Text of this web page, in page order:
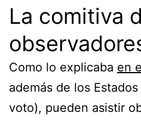
La comitiva
Como lo explicaba en
además de los
voto), pueden asistir